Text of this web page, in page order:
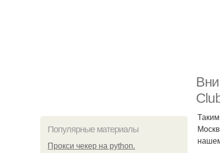
Популярные материалы
Прокси чекер на python.